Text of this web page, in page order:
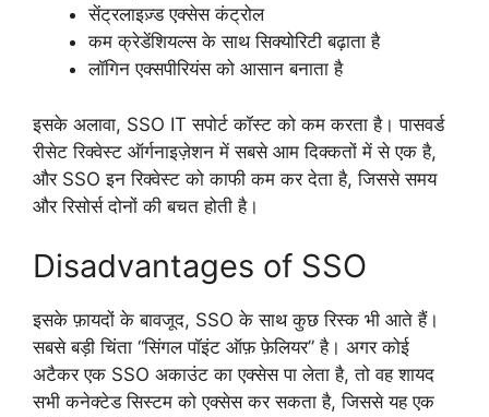
सेंट्रलाइज़्ड एक्सेस कंट्रोल
कम क्रेडेंशियल्स के साथ सिक्योरिटी बढ़ाता है
लॉगिन एक्सपीरियंस को आसान बनाता है
इसके अलावा, SSO IT सपोर्ट कॉस्ट को कम करता है। पासवर्ड
रीसेट रिक्वेस्ट ऑर्गनाइज़ेशन में सबसे आम दिक्कतों में से एक है,
और SSO इन रिक्वेस्ट को काफी कम कर देता है, जिससे समय
और रिसोर्स दोनों की बचत होती है।
Disadvantages of SSO
इसके फ़ायदों के बावजूद, SSO के साथ कुछ रिस्क भी आते हैं।
सबसे बड़ी चिंता “सिंगल पॉइंट ऑफ़ फ़ेलियर” है। अगर कोई
अटैकर एक SSO अकाउंट का एक्सेस पा लेता है, तो वह शायद
सभी कनेक्टेड सिस्टम को एक्सेस कर सकता है, जिससे यह एक